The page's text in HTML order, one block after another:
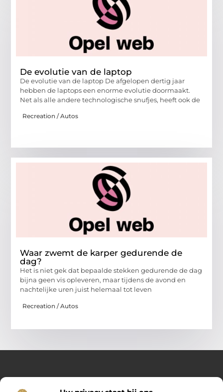
De evolutie van de laptop
De evolutie van de laptop De afgelopen dertig jaar
hebben de laptops een enorme evolutie doormaakt.
Net als alle andere technologische snufjes, heeft ook de
Recreation / Autos
Waar zwemt de karper gedurende de
dag?
Het is niet gek dat bepaalde stekken gedurende de dag
bijna geen vis opleveren, maar tijdens de avond en
nachtelijke uren juist helemaal tot leven
Recreation / Autos
Over Opelweb